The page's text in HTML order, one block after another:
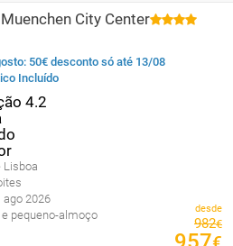
City Center
50€ desconto só até 13/08
Incluído
Lisboa
ago 2026
pequeno-almoço
desde
982€